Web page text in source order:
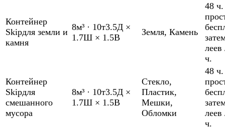
Контейнер
Skipдля земли и
камня
8м³ · 10т3.5Д ×
1.7Ш × 1.5В
Земля, Камень
48 ч.
леев
ч.
Контейнер
Skipдля
смешанного
мусора
8м³ · 10т3.5Д ×
1.7Ш × 1.5В
Стекло,
Пластик,
Мешки,
Обломки
48 ч.
леев
ч.